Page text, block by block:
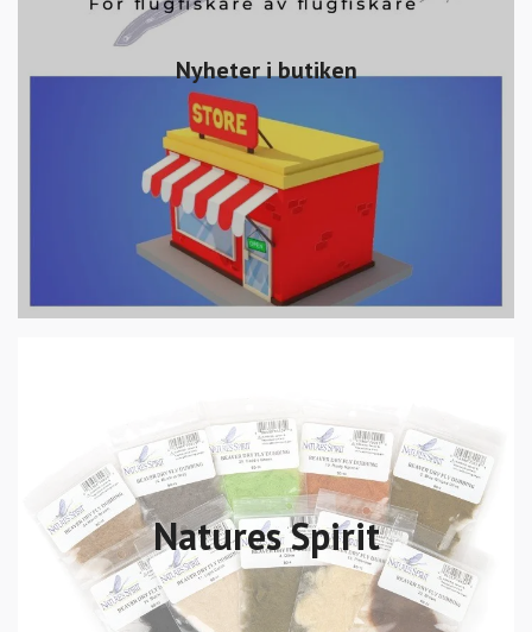
Nyheter i butiken
Natures Spirit